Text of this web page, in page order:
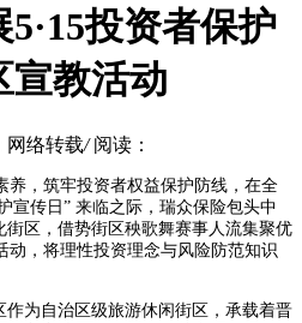
投资者保护
宣教活动
网络转载/ 阅读：
养，筑牢投资者权益保护防线，在全
宣传日” 来临之际，瑞众保险包头中
街区，借势街区秧歌舞赛事人流集聚优
动，将理性投资理念与风险防范知识
作为自治区级旅游休闲街区，承载着晋